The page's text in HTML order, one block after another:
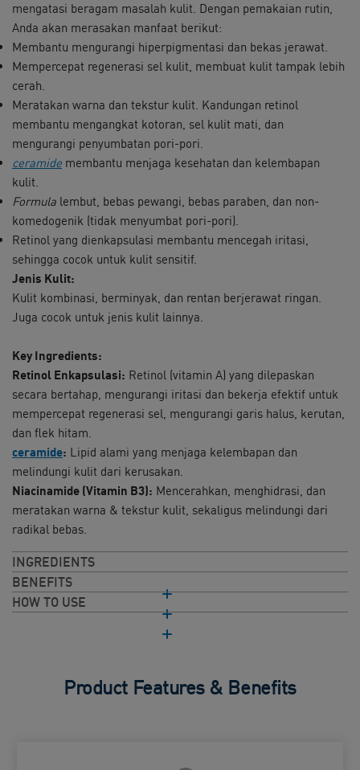
mengatasi beragam masalah kulit. Dengan pemakaian rutin,
Anda akan merasakan manfaat berikut:
Membantu mengurangi hiperpigmentasi dan bekas jerawat.
Mempercepat regenerasi sel kulit, membuat kulit tampak lebih
cerah.
Meratakan warna dan tekstur kulit. Kandungan retinol
membantu mengangkat kotoran, sel kulit mati, dan
mengurangi penyumbatan pori-pori.​
ceramide membantu menjaga kesehatan dan kelembapan
kulit.​
Formula lembut, bebas pewangi, bebas paraben, dan non-
komedogenik (tidak menyumbat pori-pori).​
Retinol yang dienkapsulasi membantu mencegah iritasi,
sehingga cocok untuk kulit sensitif.​
​Jenis Kulit:
Kulit kombinasi, berminyak, dan rentan berjerawat ringan.
Juga cocok untuk jenis kulit lainnya.
Key Ingredients:
Retinol Enkapsulasi: Retinol (vitamin A) yang dilepaskan
secara bertahap, mengurangi iritasi dan bekerja efektif untuk
mempercepat regenerasi sel, mengurangi garis halus, kerutan,
dan flek hitam.​
ceramide: Lipid alami yang menjaga kelembapan dan
melindungi kulit dari kerusakan.​
Niacinamide (Vitamin B3): Mencerahkan, menghidrasi, dan
meratakan warna & tekstur kulit, sekaligus melindungi dari
radikal bebas.
INGREDIENTS
BENEFITS
HOW TO USE
Product Features & Benefits